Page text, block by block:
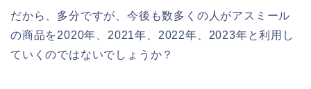
だから、多分ですが、今後も数多くの人がアスミール
の商品を2020年、2021年、2022年、2023年と利用し
ていくのではないでしょうか？